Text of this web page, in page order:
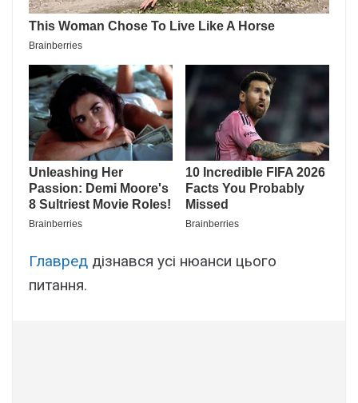
Главред дізнався усі нюанси цього
питання.